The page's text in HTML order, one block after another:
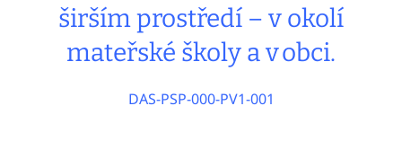
širším prostředí – v okolí
mateřské školy a v obci.
DAS-PSP-000-PV1-001